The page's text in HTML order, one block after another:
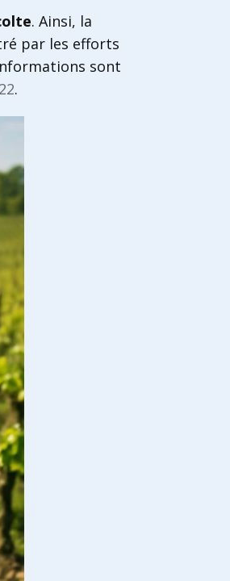
. Ainsi, la
par les efforts
sont
.